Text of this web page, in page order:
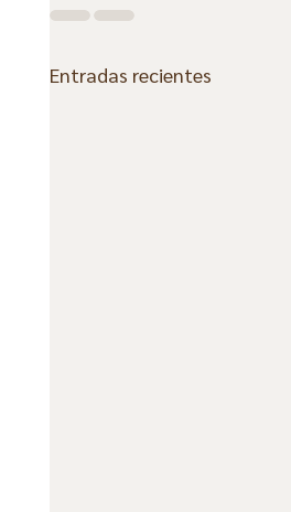
Entradas recientes